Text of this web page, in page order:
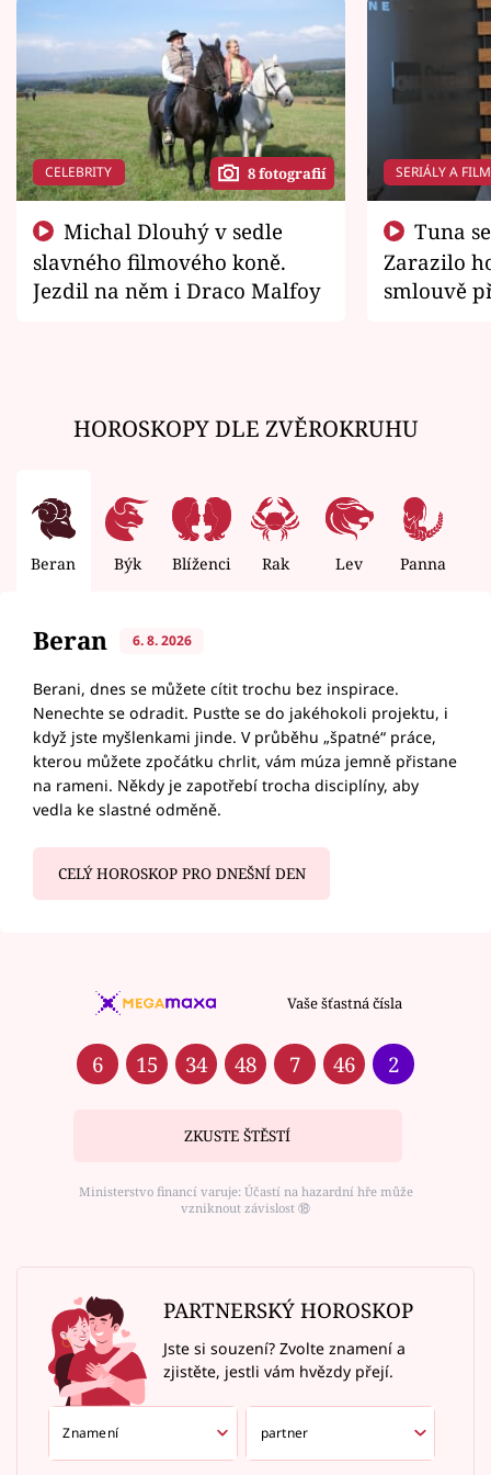
CELEBRITY 8 fotografií
slavného filmového koně.
Jezdil na něm i Draco Malfoy
SERIÁLY A
Zarazilo
smlouvě
HOROSKOPY DLE ZVĚROKRUHU
Beran Býk Blíženci Rak Lev Panna
Beran 6. 8. 2026
Berani, dnes se můžete cítit trochu bez inspirace.
Nenechte se odradit. Pusťte se do jakéhokoli projektu, i
když jste myšlenkami jinde. V průběhu „špatné“ práce,
kterou můžete zpočátku chrlit, vám múza jemně přistane
na rameni. Někdy je zapotřebí trocha disciplíny, aby
vedla ke slastné odměně.
CELÝ HOROSKOP PRO DNEŠNÍ DEN
Vaše šťastná čísla
6 15 34 48 7 46 2
ZKUSTE ŠTĚSTÍ
Ministerstvo financí varuje: Účastí na hazardní hře může
vzniknout závislost ⑱
PARTNERSKÝ HOROSKOP
Jste si souzení? Zvolte znamení a
zjistěte, jestli vám hvězdy přejí.